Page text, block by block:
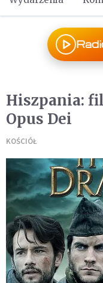
Hiszpania:
Opus Dei
KOŚCIÓŁ